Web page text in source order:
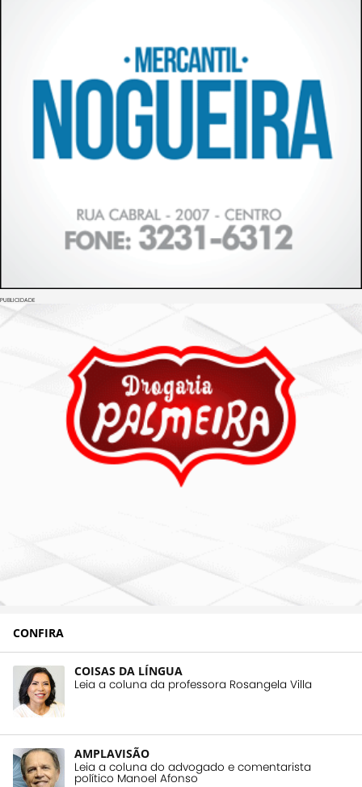
PUBLICIDADE
CONFIRA
COISAS DA LÍNGUA
Leia a coluna da professora Rosangela Villa
AMPLAVISÃO
Leia a coluna do advogado e comentarista
político Manoel Afonso